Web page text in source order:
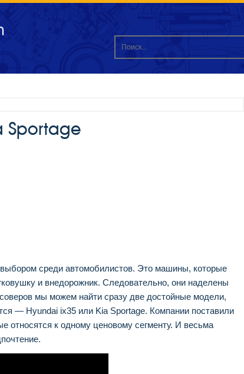
Sportage
среди автомобилистов. Это машины, которые
и внедорожник. Следовательно, они наделены
мы можем найти сразу две достойные модели,
— Hyundai ix35 или Kia Sportage. Компании поставили
относятся к одному ценовому сегменту. И весьма